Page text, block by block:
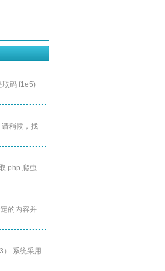
取码 f1e5)
稍候，找
php 爬虫
的内容并
） 系统采用